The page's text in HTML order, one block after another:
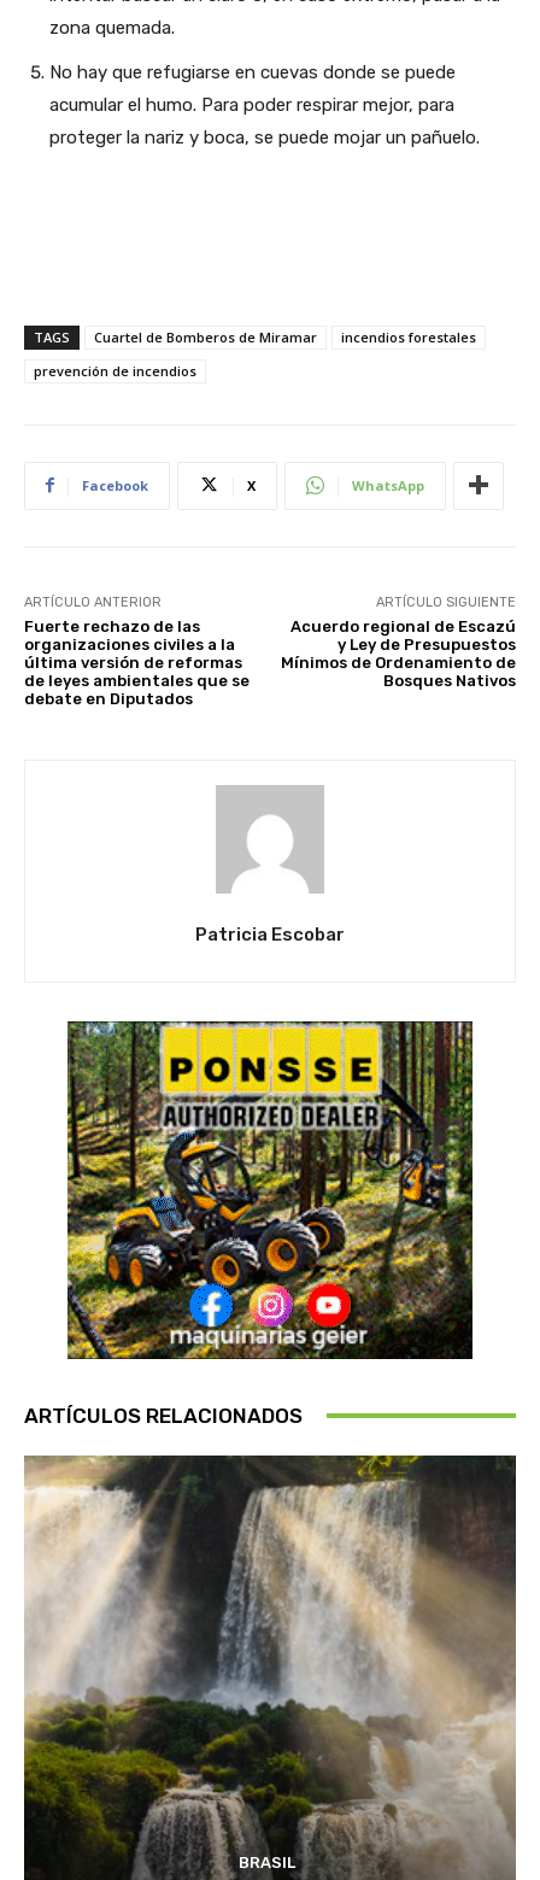
zona quemada.
No hay que refugiarse en cuevas donde se puede
acumular el humo. Para poder respirar mejor, para
proteger la nariz y boca, se puede mojar un pañuelo.
TAGS Cuartel de Bomberos de Miramar
incendios forestales
prevención de incendios
Facebook X WhatsApp
ARTÍCULO ANTERIOR
Fuerte rechazo de las
organizaciones civiles a la
última versión de reformas
de leyes ambientales que se
debate en Diputados
ARTÍCULO SIGUIENTE
Acuerdo regional de Escazú
y Ley de Presupuestos
Mínimos de Ordenamiento de
Bosques Nativos
Patricia Escobar
ARTÍCULOS RELACIONADOS
BRASIL